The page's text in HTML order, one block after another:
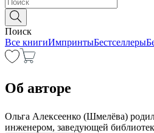
Поиск
Все книгиИмпринтыБестселлеры
Об авторе
Ольга Алексеенко (Шмелёва)
инженером, заведующей